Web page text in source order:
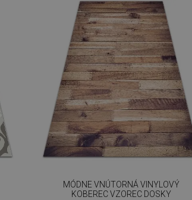
MÓDNE VNÚTORNÁ VINYLOVÝ
KOBEREC VZOREC DOSKY